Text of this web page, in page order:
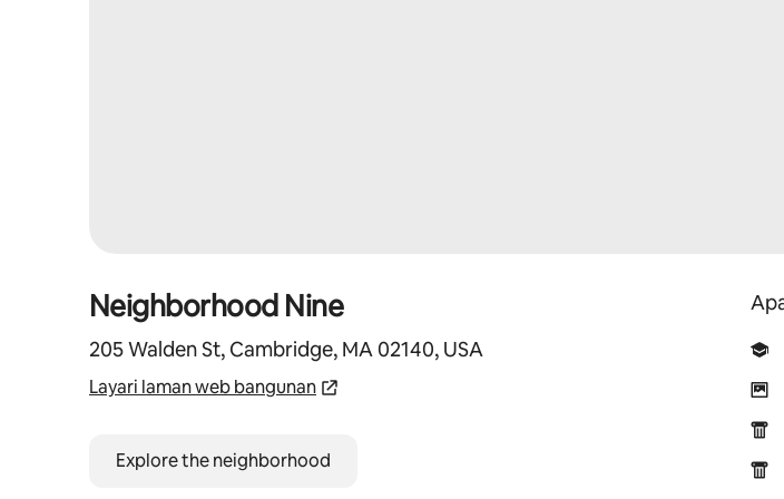
Neighborhood Nine
205 Walden St, Cambridge, MA 02140, USA
Layari laman web bangunan
Explore the neighborhood